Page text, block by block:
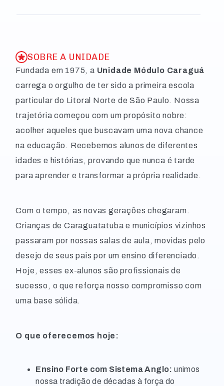
SOBRE A UNIDADE
Fundada em 1975, a Unidade Módulo Caraguá
carrega o orgulho de ter sido a primeira escola
particular do Litoral Norte de São Paulo. Nossa
trajetória começou com um propósito nobre:
acolher aqueles que buscavam uma nova chance
na educação. Recebemos alunos de diferentes
idades e histórias, provando que nunca é tarde
para aprender e transformar a própria realidade.
Com o tempo, as novas gerações chegaram.
Crianças de Caraguatatuba e municípios vizinhos
passaram por nossas salas de aula, movidas pelo
desejo de seus pais por um ensino diferenciado.
Hoje, esses ex-alunos são profissionais de
sucesso, o que reforça nosso compromisso com
uma base sólida.
O que oferecemos hoje:
Ensino Forte com Sistema Anglo: unimos
nossa tradição de décadas à força do